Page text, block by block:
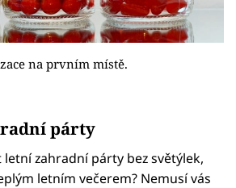
na prvním místě.
párty
zahradní párty bez světýlek,
letním večerem? Nemusí vás